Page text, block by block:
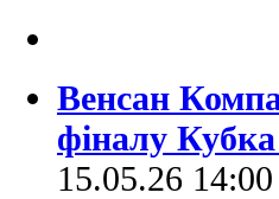
Венсан
фіналу
15.05.26 14:00